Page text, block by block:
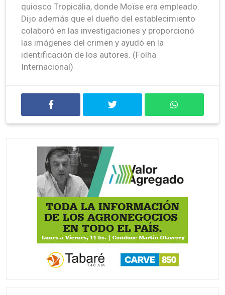
quiosco Tropicália, donde Moïse era empleado.
Dijo además que el dueño del establecimiento
colaboró ​​en las investigaciones y proporcionó
las imágenes del crimen y ayudó ​​en la
identificación de los autores. (Folha
Internacional)